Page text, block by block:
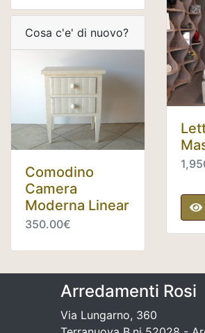
Cosa c'e' di nuovo?
Comodino
Camera
Moderna Linear
350.00€
Arredamenti Rosi
Via Lungarno, 360